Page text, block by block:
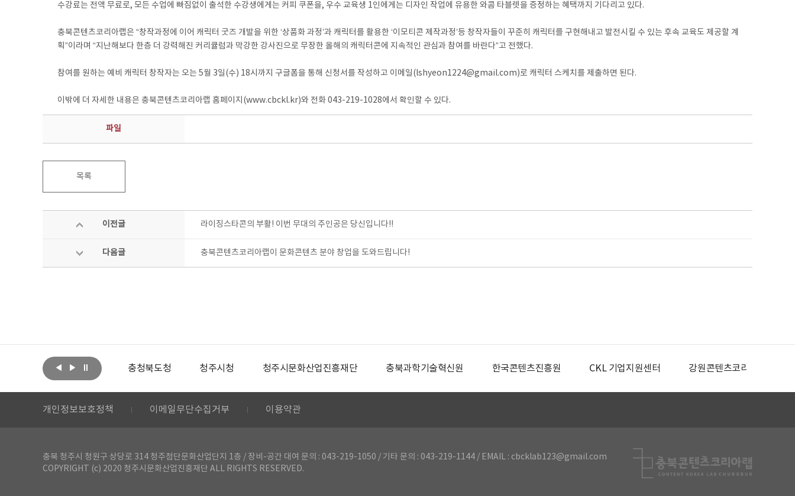
수강료는 전액 무료로, 모든 수업에 빠짐없이 출석한 수강생에게는 커피 쿠폰을, 우수 교육생 1인에게는 디자인 작업에 유용한 와콤 타블렛을 증정하는 혜택까지 기다리고 있다.
충북콘텐츠코리아랩은 “창작과정에 이어 캐릭터 굿즈 개발을 위한 ‘상품화 과정’과 캐릭터를 활용한 ‘이모티콘 제작과정’등 창작자들이 꾸준히 캐릭터를 구현해내고 발전시킬 수 있는 후속 교육도 제공할 계
획”이라며 “지난해보다 한층 더 강력해진 커리큘럼과 막강한 강사진으로 무장한 올해의 캐릭터콘에 지속적인 관심과 참여를 바란다”고 전했다.
참여를 원하는 예비 캐릭터 창작자는 오는 5월 3일(수) 18시까지 구글폼을 통해 신청서를 작성하고 이메일(lshyeon1224@gmail.com)로 캐릭터 스케치를 제출하면 된다.
이밖에 더 자세한 내용은 충북콘텐츠코리아랩 홈페이지(www.cbckl.kr)와 전화 043-219-1028에서 확인할 수 있다.
파일
목록
이전글 라이징스타콘의 부활! 이번 무대의 주인공은 당신입니다!!
다음글 충북콘텐츠코리아랩이 문화콘텐츠 분야 창업을 도와드립니다!
문화체육관광부 충청북도청 청주시청 청주시문화산업진흥재단 충북과학기술혁신원 한국콘텐츠진흥원 CKL 기업지원센터 강원콘텐츠코리아랩
개인정보보호정책 이메일무단수집거부 이용약관
충북 청주시 청원구 상당로 314 청주첨단문화산업단지 1층 / 장비-공간 대여 문의 : 043-219-1050 / 기타 문의 : 043-219-1144 / EMAIL : cbcklab123@gmail.com
COPYRIGHT (c) 2020 청주시문화산업진흥재단 ALL RIGHTS RESERVED.